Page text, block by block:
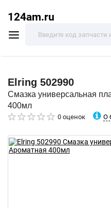
124am.ru
Elring 502990
Смазка универсальная
400мл
0 оценок О